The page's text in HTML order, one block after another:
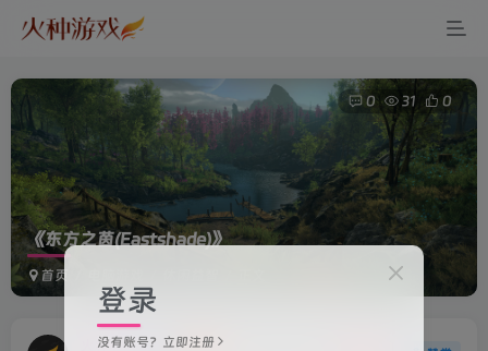
《东方之茵(Eastshade)》
首页
0 31 0
火种游戏
登录
没有账号？立即注册